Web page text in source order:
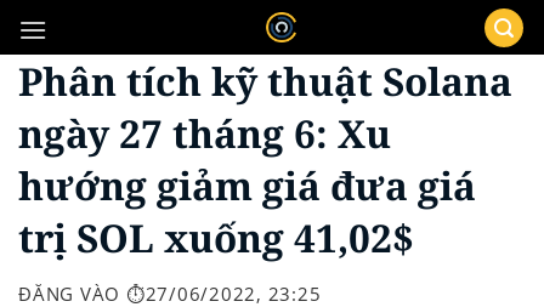
qua
nội
Phân tích kỹ thuật Solana
ngày 27 tháng 6: Xu
hướng giảm giá đưa giá
trị SOL xuống 41,02$
ĐĂNG VÀO ⏱️27/06/2022, 23:25